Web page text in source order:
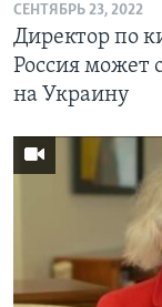
СЕНТЯБРЬ 23, 2022
Директор по
Россия может
на Украину